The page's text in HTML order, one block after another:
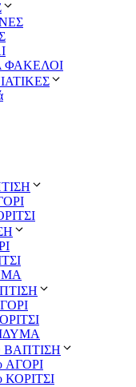
ΦΑΚΕΛΟΙ
ΒΑΠΤΙΣΗ
ΑΓΟΡΙ
ΚΟΡΙΤΣΙ